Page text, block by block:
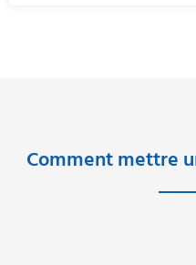
Comment mettre